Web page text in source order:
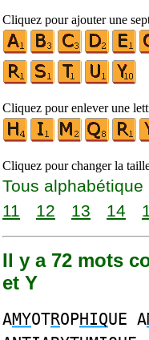
Cliquez pour ajouter une
Cliquez pour enlever une
Cliquez pour changer la
Tous alphabétique
11
12 13 14
Il y a 72 mots
et Y
AMYOTROPHIQUE A